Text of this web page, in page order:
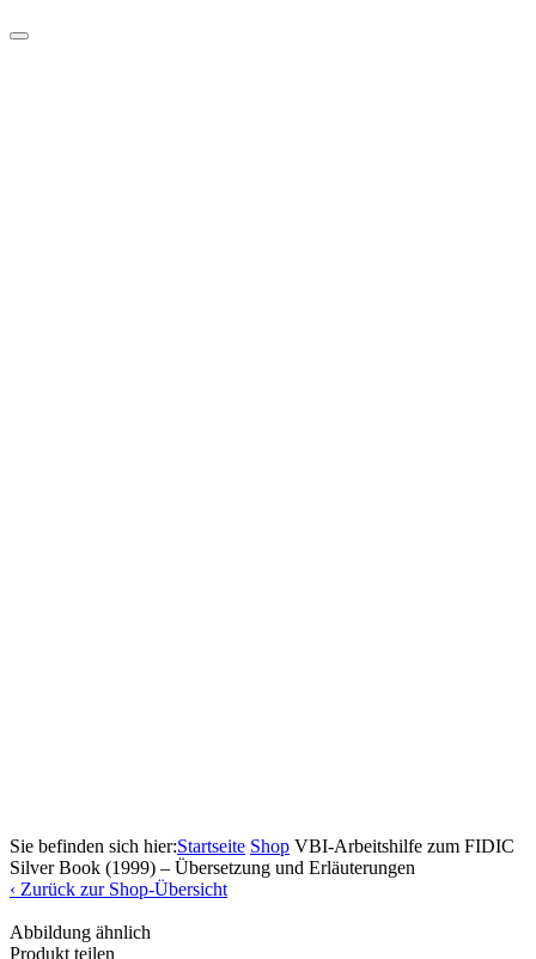
Sie befinden sich hier:Startseite Shop VBI-Arbeitshilfe zum FIDIC
Silver Book (1999) – Übersetzung und Erläuterungen
‹ Zurück zur Shop-Übersicht
Abbildung ähnlich
Produkt teilen